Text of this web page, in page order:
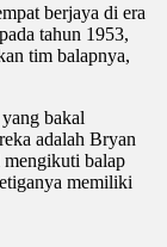
berjaya di era
tahun 1953,
tim balapnya,
bakal
adalah Bryan
mengikuti balap
memiliki